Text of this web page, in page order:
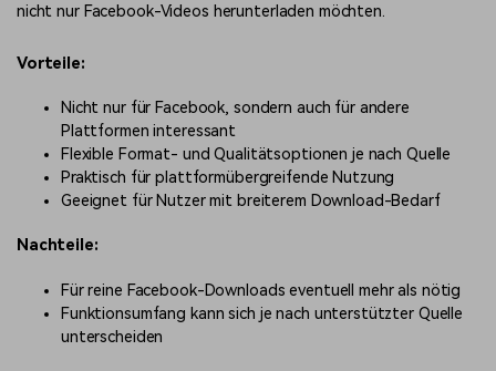
nicht nur Facebook-Videos herunterladen möchten.
Vorteile:
Nicht nur für Facebook, sondern auch für andere
Plattformen interessant
Flexible Format- und Qualitätsoptionen je nach Quelle
Praktisch für plattformübergreifende Nutzung
Geeignet für Nutzer mit breiterem Download-Bedarf
Nachteile:
Für reine Facebook-Downloads eventuell mehr als nötig
Funktionsumfang kann sich je nach unterstützter Quelle
unterscheiden